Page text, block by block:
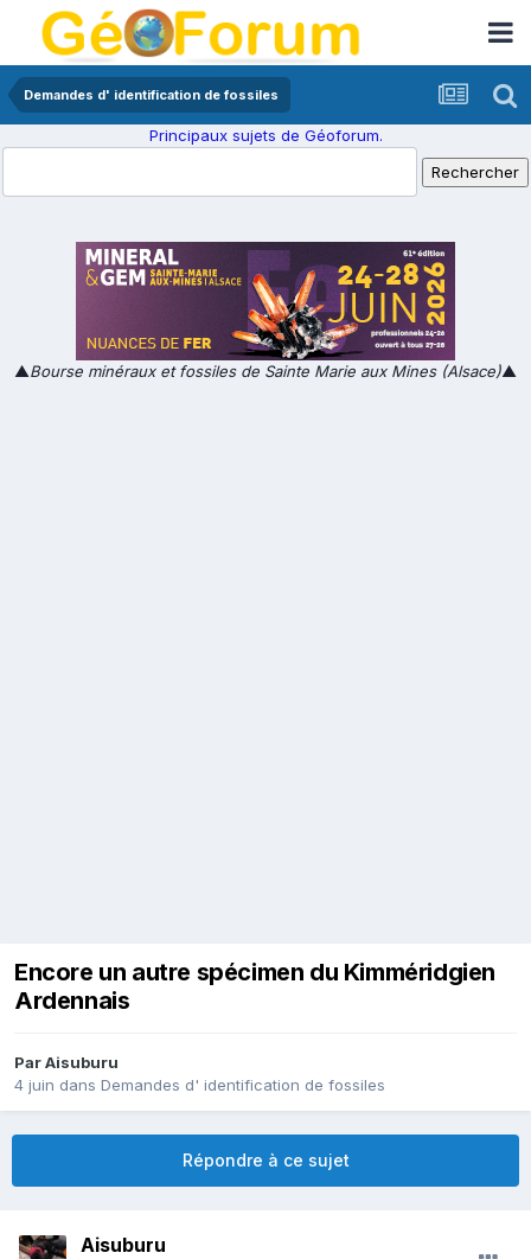
Demandes d' identification de fossiles
Principaux sujets de Géoforum.
▲Bourse minéraux et fossiles de Sainte Marie aux Mines (Alsace)▲
Encore un autre spécimen du Kimméridgien
Ardennais
ParAisuburu
4 juin dans Demandes d' identification de fossiles
Répondre à ce sujet
Aisuburu